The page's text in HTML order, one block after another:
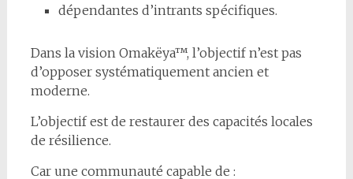
dépendantes d’intrants spécifiques.
Dans la vision Omakëya™, l’objectif n’est pas
d’opposer systématiquement ancien et
moderne.
L’objectif est de restaurer des capacités locales
de résilience.
Car une communauté capable de :